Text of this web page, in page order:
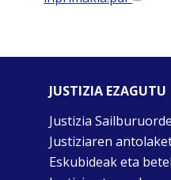
JUSTIZIA EZAGUTU
Justizia
Justiziaren
Eskubideak eta